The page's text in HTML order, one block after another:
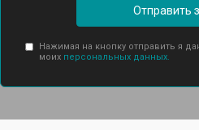
Отправить
Нажимая на кнопку отправить я
моих персональных данных.